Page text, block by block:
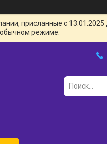
присланные с
режиме.